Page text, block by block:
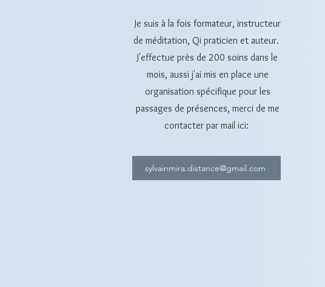
Je suis à la fois formateur, instructeur
de méditation, Qi praticien et auteur.
J'effectue près de 200 soins dans le
mois, aussi j'ai mis en place une
organisation spécifique pour les
passages de présences, merci de me
contacter par mail ici:
sylvainmira.distance@gmail.com